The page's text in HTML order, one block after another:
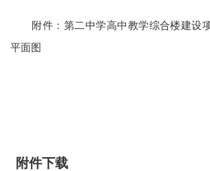
附件：第二中学高中教学综合楼建设
平面图
附件下载